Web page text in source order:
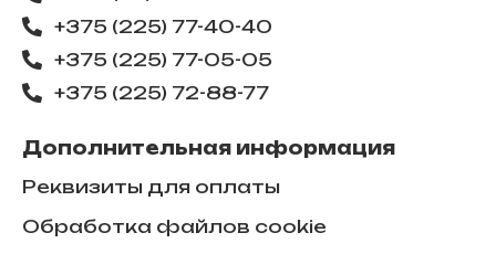
+375 (225) 77-40-40
+375 (225) 77-05-05
+375 (225) ​72-88-77
Дополнительная информация
Реквизиты для оплаты
Обработка файлов cookie